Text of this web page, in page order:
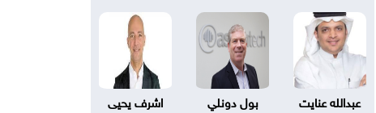
عبدالله عنايت بول دونلي اشرف يحيى